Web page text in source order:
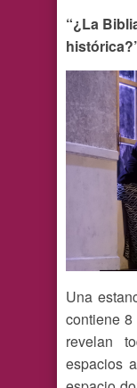
“¿La
Una
contiene
revelan
espacios